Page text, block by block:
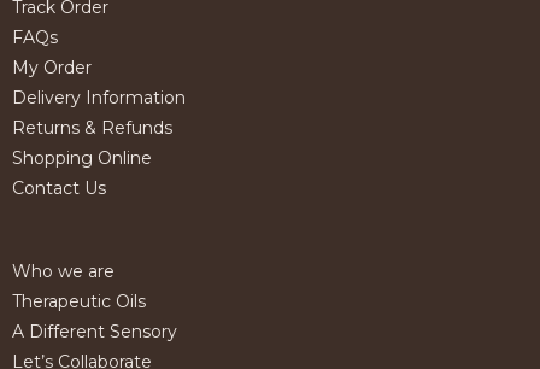
Track Order
FAQs
My Order
Delivery Information
Returns & Refunds
Shopping Online
Contact Us
Who we are
Therapeutic Oils
A Different Sensory
Let’s Collaborate